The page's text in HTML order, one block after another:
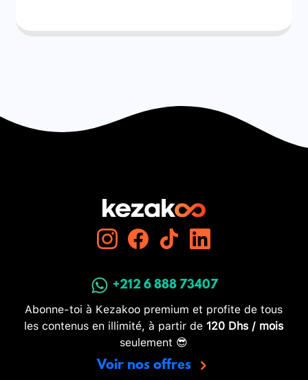
+212 6 888 73407
Abonne-toi à Kezakoo premium et profite de tous
les contenus en illimité, à partir de 120 Dhs / mois
seulement 😎
Voir nos offres